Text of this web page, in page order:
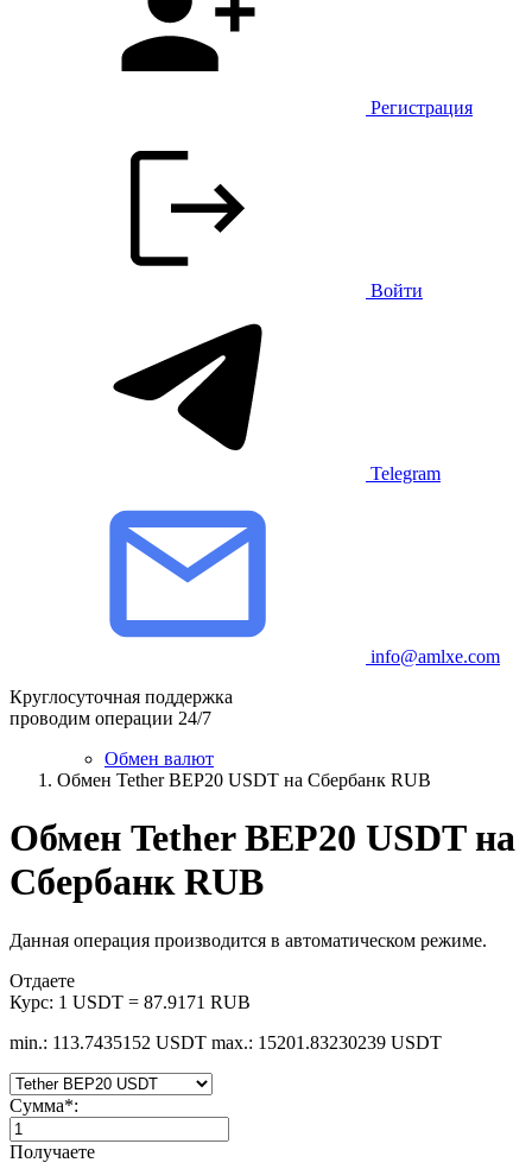
Регистрация
Войти
Telegram
info@amlxe.com
Круглосуточная поддержка
проводим операции 24/7
Обмен валют
Обмен Tether BEP20 USDT на Сбербанк RUB
Обмен Tether BEP20 USDT на
Сбербанк RUB
Данная операция производится в автоматическом режиме.
Отдаете
Курс: 1 USDT = 87.9171 RUB
min.: 113.7435152 USDT max.: 15201.83230239 USDT
Сумма*:
Получаете